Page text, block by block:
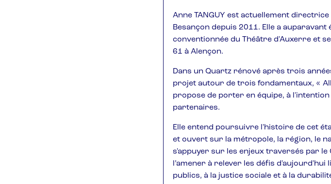
Anne TANGUY est actuellement
Besançon depuis 2011. Elle a
conventionnée du Théâtre d'Auxerre et
61 à Alençon.
Dans un Quartz rénové après trois
projet autour de trois fondamentaux, «
propose de porter en équipe, à
partenaires.
Elle entend poursuivre l'histoire de cet
et ouvert sur la métropole, la région, le
s'appuyer sur les enjeux traversés par
l’amener à relever les défis
publics, à la justice sociale et à la